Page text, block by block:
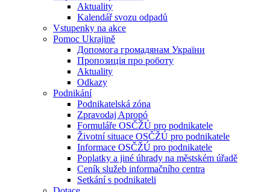
Aktuality
Kalendář svozu odpadů
Vstupenky na akce
Pomoc Ukrajině
Допомога громадянам України
Пропозиція про роботу
Aktuality
Odkazy
Podnikání
Podnikatelská zóna
Zpravodaj Apropó
Formuláře OSČŽÚ pro podnikatele
Životní situace OSČŽÚ pro podnikatele
Informace OSČŽÚ pro podnikatele
Poplatky a jiné úhrady na městském úřadě
Ceník služeb informačního centra
Setkání s podnikateli